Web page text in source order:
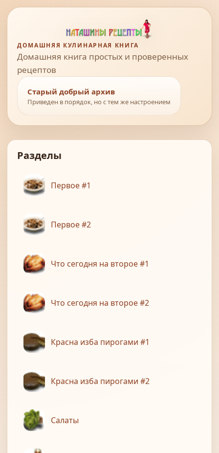
ДОМАШНЯЯ КУЛИНАРНАЯ КНИГА
Домашняя книга простых и проверенных
рецептов
Старый добрый архив
Приведен в порядок, но с тем же настроением
Разделы
Первое #1
Первое #2
Что сегодня на второе #1
Что сегодня на второе #2
Красна изба пирогами #1
Красна изба пирогами #2
Салаты